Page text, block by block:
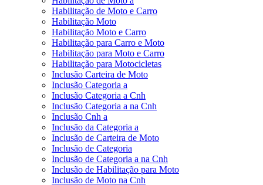
Habilitação de Moto e Carro
Habilitação Moto
Habilitação Moto e Carro
Habilitação para Carro e Moto
Habilitação para Moto e Carro
Habilitação para Motocicletas
Inclusão Carteira de Moto
Inclusão Categoria a
Inclusão Categoria a Cnh
Inclusão Categoria a na Cnh
Inclusão Cnh a
Inclusão da Categoria a
Inclusão de Carteira de Moto
Inclusão de Categoria
Inclusão de Categoria a na Cnh
Inclusão de Habilitação para Moto
Inclusão de Moto na Cnh